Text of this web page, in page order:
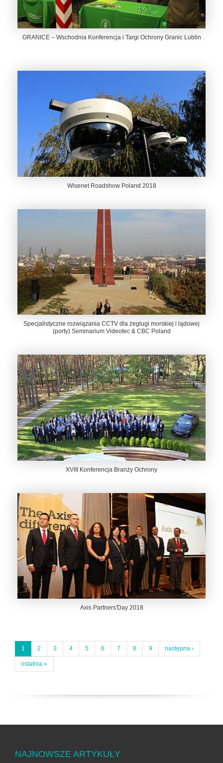
GRANICE – Wschodnia Konferencja i Targi Ochrony Granic Lublin
Wisenet Roadshow Poland 2018
Specjalistyczne rozwiązania CCTV dla żeglugi morskiej i lądowej
(porty) Seminarium Videotec & CBC Poland
XVIII Konferencja Branży Ochrony
Axis Partners'Day 2018
1 2 3 4 5 6 7 8 9 następna ›
ostatnia »
NAJNOWSZE ARTYKUŁY